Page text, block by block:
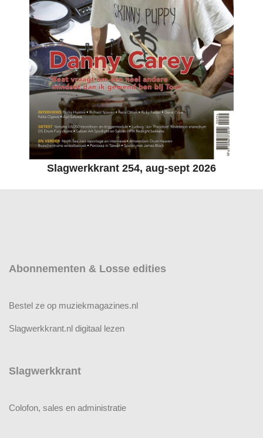
Slagwerkkrant 254, aug-sept 2026
Abonnementen & Losse edities
Bestel ze op muziekmagazines.nl
Slagwerkkrant.nl digitaal lezen
Slagwerkkrant
Colofon, sales en administratie